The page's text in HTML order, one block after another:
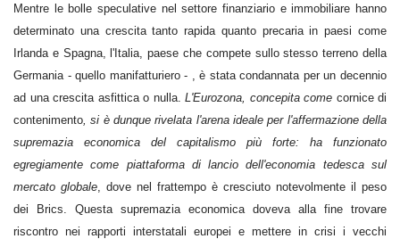
Mentre le bolle speculative nel settore finanziario e immobiliare hanno
determinato una crescita tanto rapida quanto precaria in paesi come
Irlanda e Spagna, l'Italia, paese che compete sullo stesso terreno della
Germania - quello manifatturiero - , è stata condannata per un decennio
ad una crescita asfittica o nulla. L'Eurozona, concepita come cornice di
contenimento , si è dunque rivelata l'arena ideale per l'affermazione della
supremazia economica del capitalismo più forte: ha funzionato
egregiamente come piattaforma di lancio dell'economia tedesca sul
mercato globale , dove nel frattempo è cresciuto notevolmente il peso
dei Brics. Questa supremazia economica doveva alla fine trovare
riscontro nei rapporti interstatali europei e mettere in crisi i vecchi